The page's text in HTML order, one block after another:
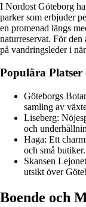
I Nordost Göteborg
parker som erbjuder
en promenad längs
naturreservat. För
på vandringsleder i
Populära Platser
Göteborgs
samling av
Liseberg:
och
Haga: Ett
och små butiker.
Skansen
utsikt över
Boende och